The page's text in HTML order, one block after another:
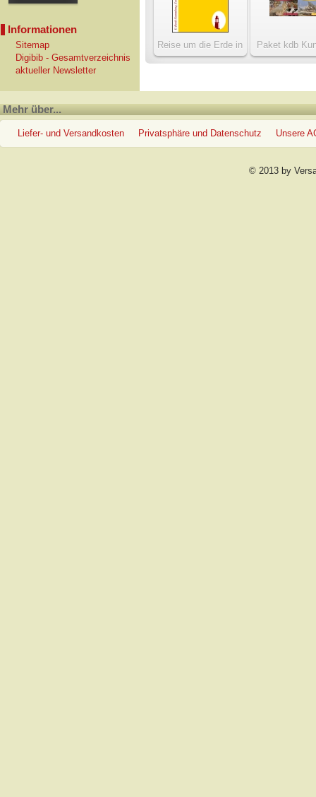
Informationen
Sitemap
Digibib - Gesamtverzeichnis
aktueller Newsletter
Reise um die Erde in
80 Tagen
Paket kdb
Kenner
Mehr über...
Liefer- und Versandkosten Privatsphäre und Datenschutz Unsere
© 2013 by